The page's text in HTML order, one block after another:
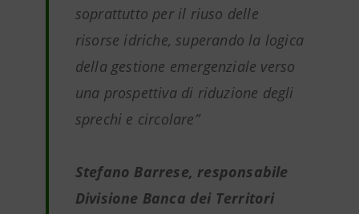
soprattutto per il riuso delle
risorse idriche, superando la logica
della gestione emergenziale verso
una prospettiva di riduzione degli
sprechi e circolare”
Stefano Barrese, responsabile
Divisione Banca dei Territori